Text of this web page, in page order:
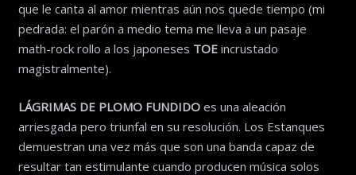
que le canta al amor mientras aún nos quede tiempo (mi
pedrada: el parón a medio tema me lleva a un pasaje
math-rock rollo a los japoneses TOEincrustado
magistralmente).
LÁGRIMAS DE PLOMO FUNDIDOes una aleación
arriesgada pero triunfal en su resolución. Los Estanques
demuestran una vez más que son una banda capaz de
resultar tan estimulante cuando producen música solos